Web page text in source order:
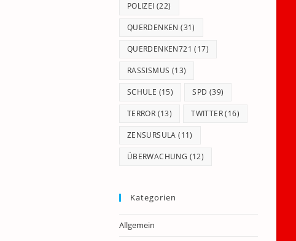
POLIZEI (22)
QUERDENKEN (31)
QUERDENKEN721 (17)
RASSISMUS (13)
SCHULE (15) SPD (39)
TERROR (13) TWITTER(16)
ZENSURSULA (11)
ÜBERWACHUNG (12)
Kategorien
Allgemein